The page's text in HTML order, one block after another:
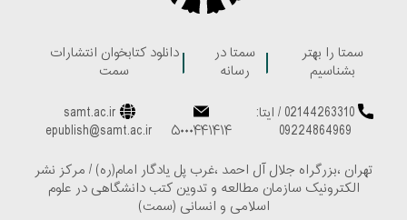
سمتا را بهتر
بشناسیم
سمتا در
رسانه
دانلود کتابخوان انتشارات
سمت
02144263310
/ایتا:
09224864969 ۵۰۰۰۴۴۱۴۱۴
samt.ac.ir
epublish@samt.ac.ir
تهران ،بزرگراه جلال آل احمد ،غرب پل یادگار امام(ره) / مرکز نشر
الکترونیک سازمان مطالعه و تدوین کتب دانشگاهی در علوم
اسلامی و انسانی (سمت)